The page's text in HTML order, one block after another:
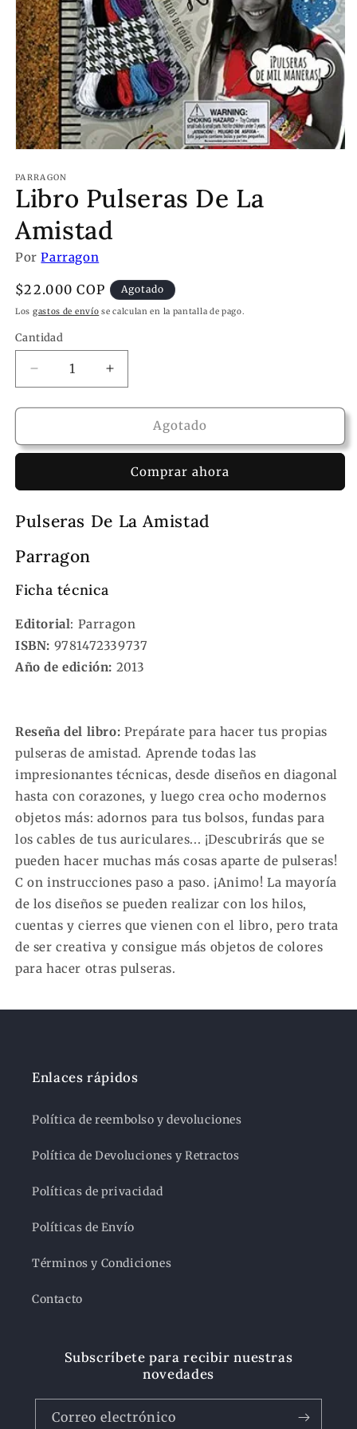
PARRAGON
Libro Pulseras De La
Amistad
PorParragon
Precio
habitual
$22.000 COP Agotado
Los gastos de envío se calculan en la pantalla de pago.
Cantidad
Reducir
cantidad
para
Pulseras
Amistad
Aumentar
cantidad
para
Pulseras
Amistad
Agotado
Comprar ahora
Pulseras De La Amistad
Parragon
Ficha técnica
Editorial: Parragon
ISBN: 9781472339737
Año de edición: 2013
Reseña del libro: Prepárate para hacer tus propias
pulseras de amistad. Aprende todas las
impresionantes técnicas, desde diseños en diagonal
hasta con corazones, y luego crea ocho modernos
objetos más: adornos para tus bolsos, fundas para
los cables de tus auriculares... ¡Descubrirás que se
pueden hacer muchas más cosas aparte de pulseras!
C on instrucciones paso a paso. ¡Animo! La mayoría
de los diseños se pueden realizar con los hilos,
cuentas y cierres que vienen con el libro, pero trata
de ser creativa y consigue más objetos de colores
para hacer otras pulseras.
Enlaces rápidos
Política de reembolso y devoluciones
Política de Devoluciones y Retractos
Políticas de privacidad
Políticas de Envío
Términos y Condiciones
Contacto
Subscríbete para recibir nuestras
novedades
Correo electrónico